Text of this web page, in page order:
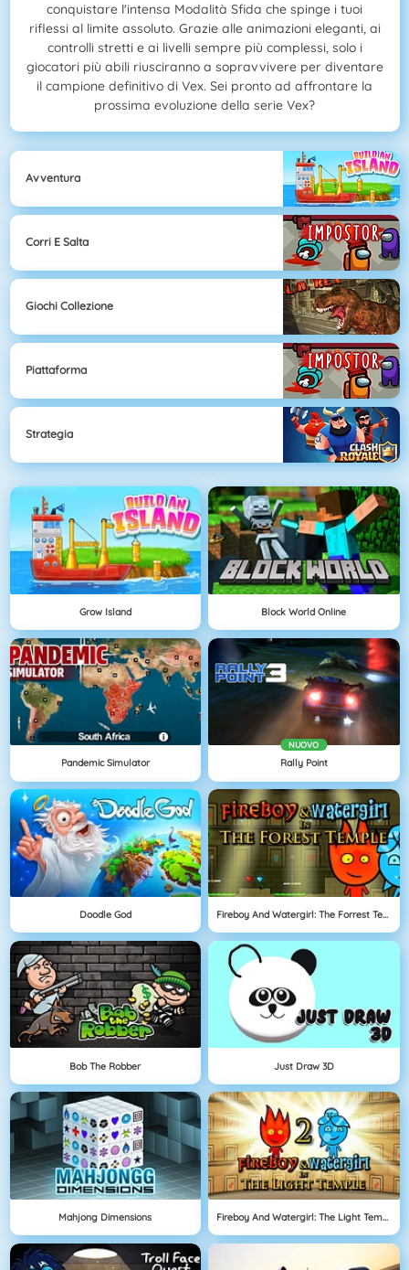
conquistare l'intensa Modalità Sfida che spinge i tuoi
riflessi al limite assoluto. Grazie alle animazioni eleganti, ai
controlli stretti e ai livelli sempre più complessi, solo i
giocatori più abili riusciranno a sopravvivere per diventare
il campione definitivo di Vex. Sei pronto ad affrontare la
prossima evoluzione della serie Vex?
Avventura
Corri E Salta
Giochi Collezione
Piattaforma
Strategia
Grow Island Block World Online
Pandemic Simulator
NUOVO
Rally Point
Doodle God Fireboy And Watergirl: The Forrest Temple
Bob The Robber Just Draw 3D
Mahjong Dimensions Fireboy And Watergirl: The Light Temple